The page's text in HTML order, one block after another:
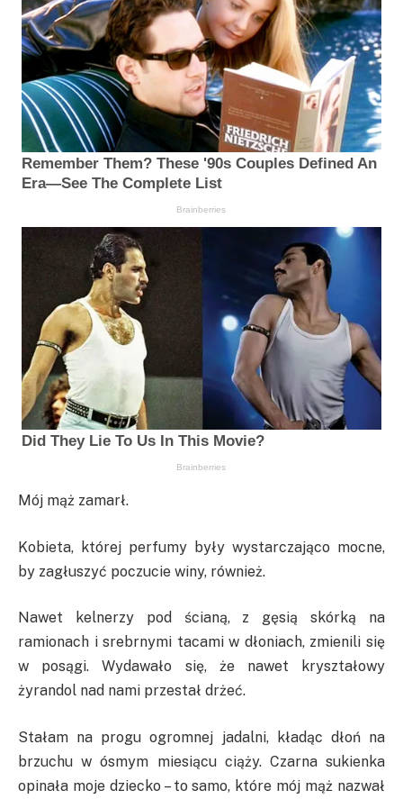
Mój mąż zamarł.
Kobieta, której perfumy były wystarczająco mocne,
by zagłuszyć poczucie winy, również.
Nawet kelnerzy pod ścianą, z gęsią skórką na
ramionach i srebrnymi tacami w dłoniach, zmienili się
w posągi. Wydawało się, że nawet kryształowy
żyrandol nad nami przestał drżeć.
Stałam na progu ogromnej jadalni, kładąc dłoń na
brzuchu w ósmym miesiącu ciąży. Czarna sukienka
opinała moje dziecko – to samo, które mój mąż nazwał